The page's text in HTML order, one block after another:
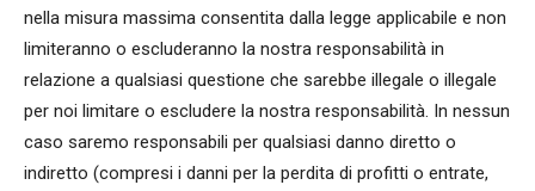
nella misura massima consentita dalla legge applicabile e non
limiteranno o escluderanno la nostra responsabilità in
relazione a qualsiasi questione che sarebbe illegale o illegale
per noi limitare o escludere la nostra responsabilità. In nessun
caso saremo responsabili per qualsiasi danno diretto o
indiretto (compresi i danni per la perdita di profitti o entrate,